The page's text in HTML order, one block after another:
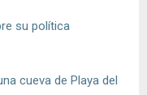
su política
cueva de Playa del